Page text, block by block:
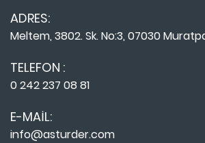
ADRES:
Meltem, 3802. Sk. No:3, 07030
TELEFON :
0 242 237 08 81
E-MAIL:
info@asturder.com